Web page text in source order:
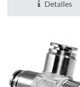
Detalles